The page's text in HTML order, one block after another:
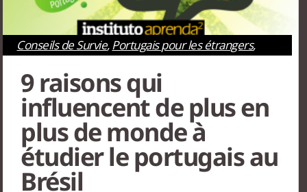
Conseils de Survie, Portugais pour les étrangers,
9 raisons qui
influencent de plus en
plus de monde à
étudier le portugais au
Brésil